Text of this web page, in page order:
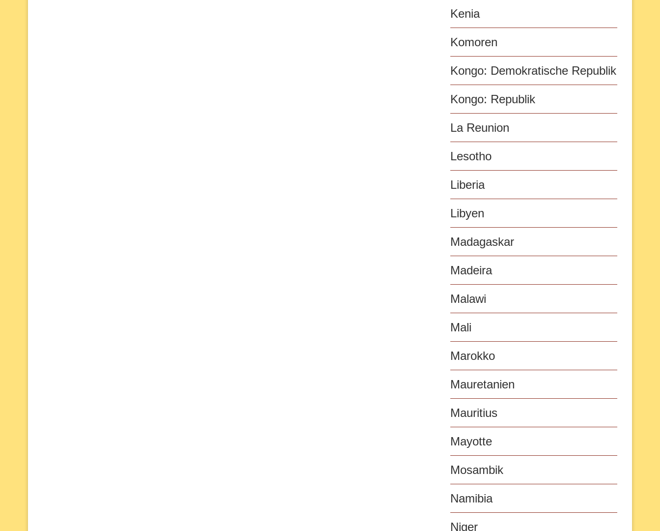
Kenia
Komoren
Kongo: Demokratische Republik
Kongo: Republik
La Reunion
Lesotho
Liberia
Libyen
Madagaskar
Madeira
Malawi
Mali
Marokko
Mauretanien
Mauritius
Mayotte
Mosambik
Namibia
Niger